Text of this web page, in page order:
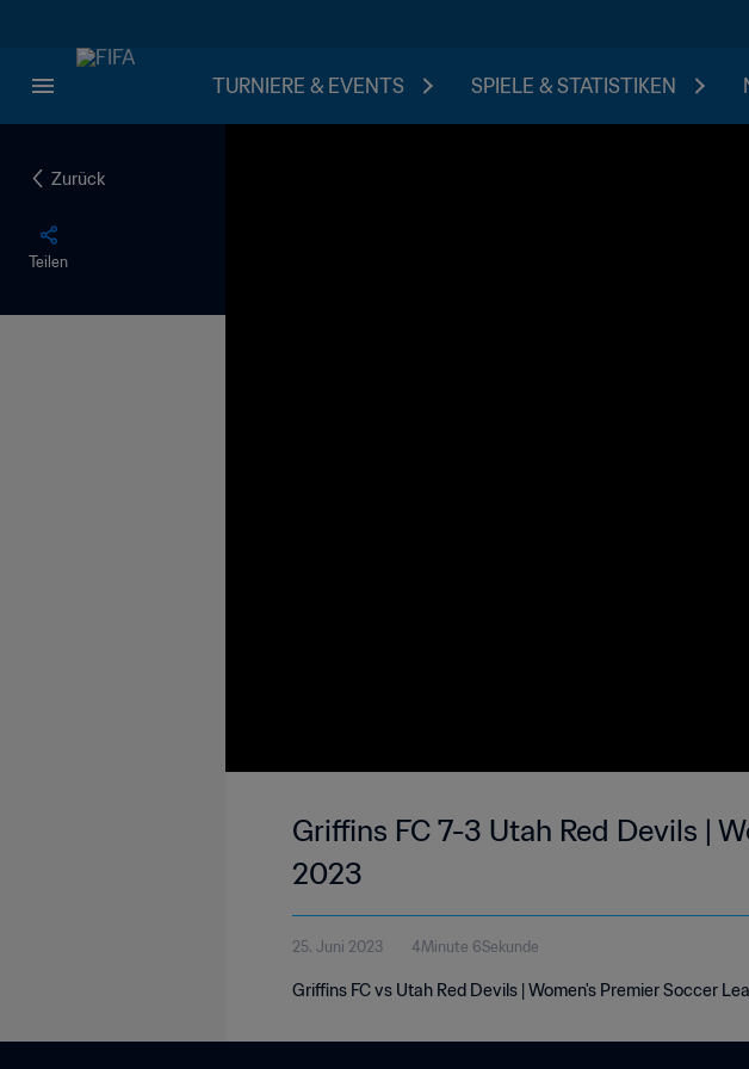
TURNIERE & EVENTS SPIELE & STATISTIKEN
Zurück
Teilen
Griffins FC 7-3 Utah Red Devils |
2023
25. Juni 2023 4Minute 6Sekunde
Griffins FC vs Utah Red Devils | Women's Premier Soccer